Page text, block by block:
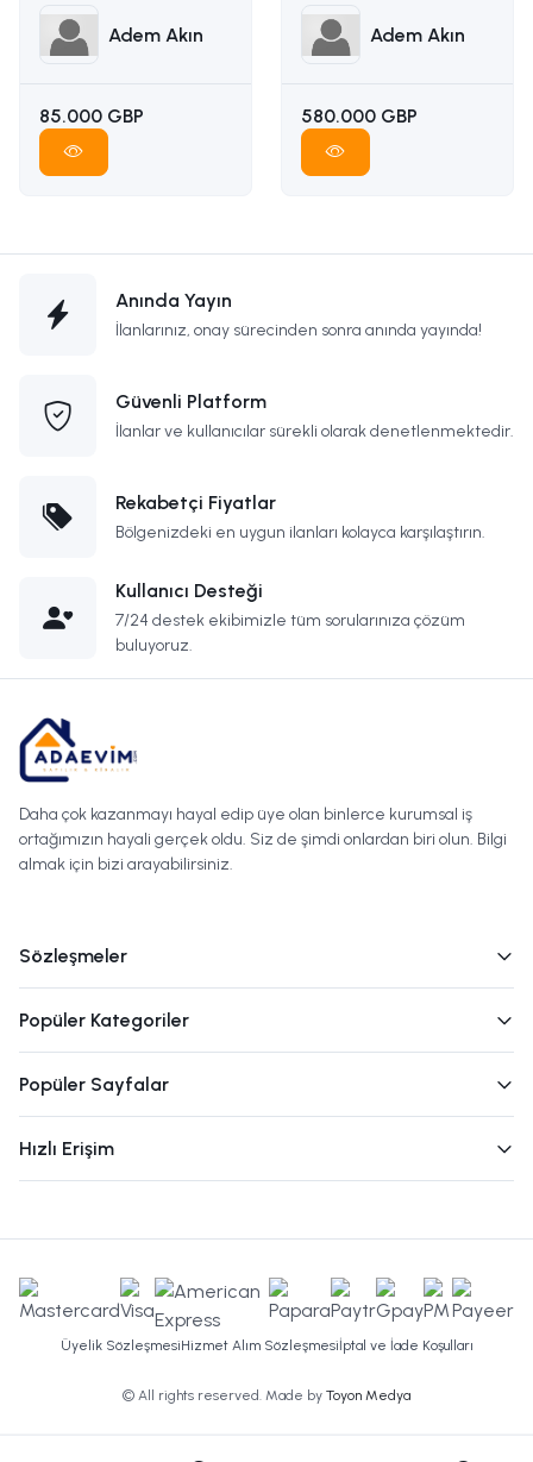
Adem Akın
85.000 GBP
05338314949
Adem Akın
580.000 GBP
Anında Yayın
İlanlarınız, onay sürecinden sonra anında yayında!
Güvenli Platform
İlanlar ve kullanıcılar sürekli olarak denetlenmektedir.
Rekabetçi Fiyatlar
Bölgenizdeki en uygun ilanları kolayca karşılaştırın.
Kullanıcı Desteği
7/24 destek ekibimizle tüm sorularınıza çözüm
buluyoruz.
Daha çok kazanmayı hayal edip üye olan binlerce kurumsal iş
ortağımızın hayali gerçek oldu. Siz de şimdi onlardan biri olun. Bilgi
almak için bizi arayabilirsiniz.
Sözleşmeler
Popüler Kategoriler
Popüler Sayfalar
Hızlı Erişim
Üyelik SözleşmesiHizmet Alım Sözleşmesiİptal ve İade Koşulları
© All rights reserved. Made by Toyon Medya